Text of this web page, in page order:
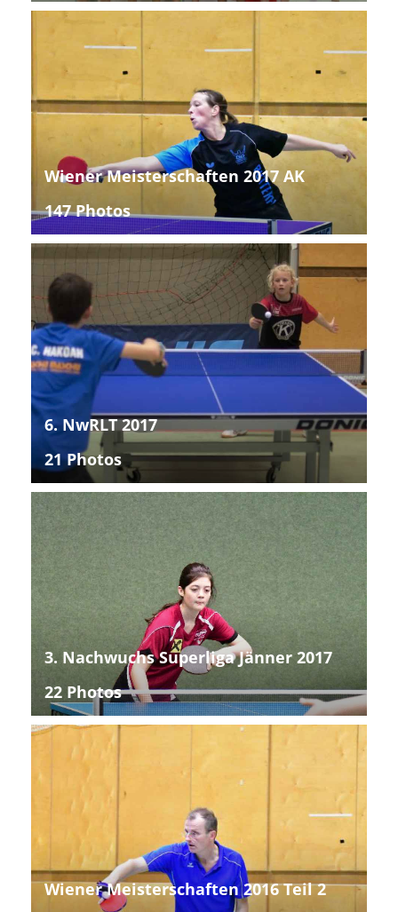
Wiener Meisterschaften 2017 AK
147 Photos
6. NwRLT 2017
21 Photos
3. Nachwuchs Superliga Jänner 2017
22 Photos
Wiener Meisterschaften 2016 Teil 2